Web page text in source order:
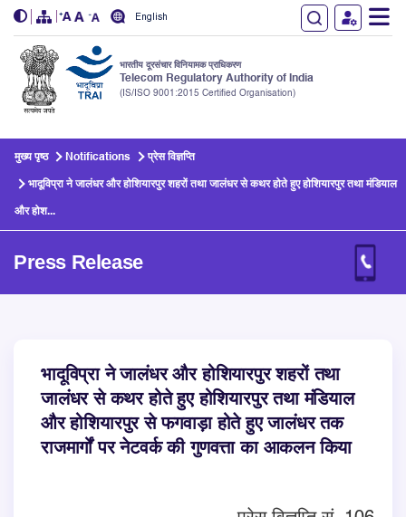
English
भारतीय दूरसंचार विनियामक प्राधिकरण
Telecom Regulatory Authority of India
(IS/ISO 9001:2015 Certified Organisation)
मुख्य पृष्ठ Notifications प्रेस विज्ञप्ति
भादूविप्रा ने जालंधर और होशियारपुर शहरों तथा जालंधर से कथर होते हुए होशियारपुर तथा मंडियाल
और होश...
Press Release
भादूविप्रा ने जालंधर और होशियारपुर शहरों तथा
जालंधर से कथर होते हुए होशियारपुर तथा मंडियाल
और होशियारपुर से फगवाड़ा होते हुए जालंधर तक
राजमार्गों पर नेटवर्क की गुणवत्ता का आकलन किया